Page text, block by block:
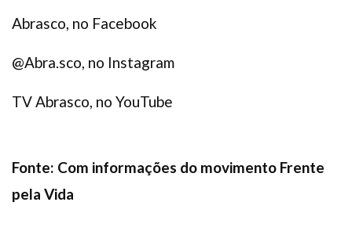
Abrasco, no Facebook
@Abra.sco, no Instagram
TV Abrasco, no YouTube
Fonte: Com informações do movimento Frente
pela Vida